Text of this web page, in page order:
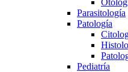
Parasitología
Patología
Pediatría